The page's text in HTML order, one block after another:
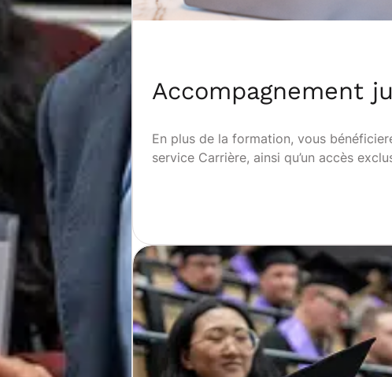
Accompagnement
En plus de la formation, vous
service Carrière, ainsi qu’un accès